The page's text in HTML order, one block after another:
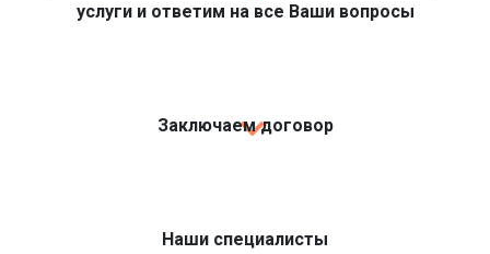
услуги и ответим на все Ваши вопросы
Заключаем договор
Наши специалисты